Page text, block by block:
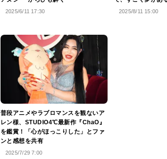
2025/6/11 17:30 2025/8/11 15:00
普段アニメやラブロマンスを観ないア
レン様、STUDIO4℃最新作『ChaO』
を鑑賞！「心がほっこりした」とファ
ンと感想を共有
2025/7/29 7:00